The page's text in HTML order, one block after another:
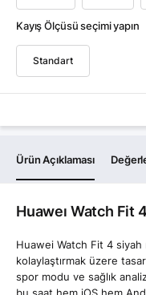
Kayış Ölçüsü seçimi yapın
Standart
Ürün Açıklaması
Huaweı Watch Fit
Huawei Watch Fit 4 siyah
kolaylaştırmak üzere
spor modu ve sağlık